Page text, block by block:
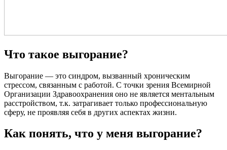
Что такое выгорание?
Выгорание — это синдром, вызванный хроническим
стрессом, связанным с работой. С точки зрения Всемирной
Организации Здравоохранения оно не является ментальным
расстройством, т.к. затрагивает только профессиональную
сферу, не проявляя себя в других аспектах жизни.
Как понять, что у меня выгорание?